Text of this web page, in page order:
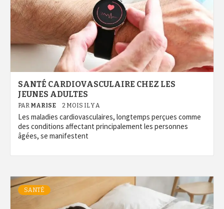
SANTÉ CARDIOVASCULAIRE CHEZ LES
JEUNES ADULTES
PAR MARISE 2 MOIS IL Y A
Les maladies cardiovasculaires, longtemps perçues comme
des conditions affectant principalement les personnes
âgées, se manifestent
SANTÉ